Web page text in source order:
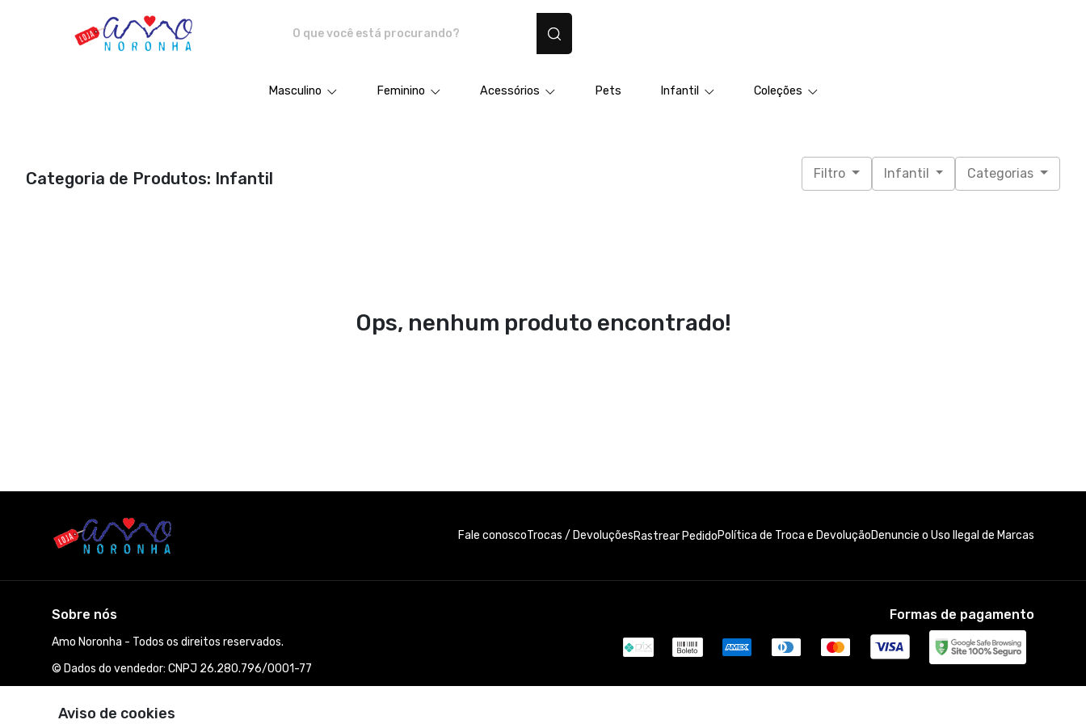
Masculino Feminino Acessórios Pets Infantil Coleções
Categoria de Produtos: Infantil Filtro Infantil Categorias
Ops, nenhum produto encontrado!
Aviso de cookies
Fale conoscoTrocas / DevoluçõesRastrear PedidoPolítica de Troca e DevoluçãoDenuncie o Uso Ilegal de Marcas
Sobre nós
Amo Noronha - Todos os direitos reservados.
© Dados do vendedor: CNPJ 26.280.796/0001-77
Formas de pagamento